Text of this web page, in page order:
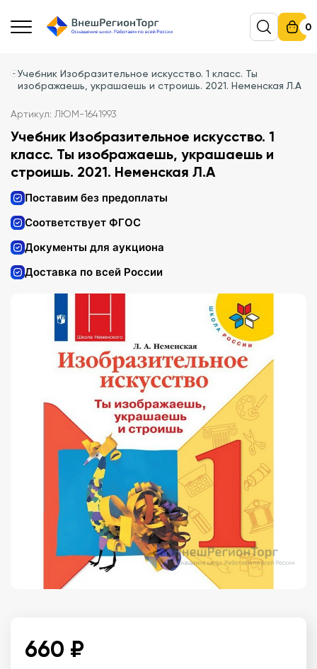
0
Учебник Изобразительное искусство. 1 класс. Ты
изображаешь, украшаешь и строишь. 2021. Неменская Л.А
Артикул: ЛЮМ-1641993
Учебник Изобразительное искусство. 1
класс. Ты изображаешь, украшаешь и
строишь. 2021. Неменская Л.А
Поставим без предоплаты
Соответствует ФГОС
Документы для аукциона
Доставка по всей России
660 ₽